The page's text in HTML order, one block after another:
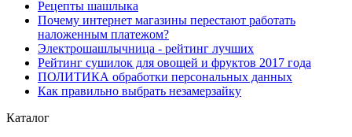
Рецепты шашлыка
Почему интернет магазины перестают работать
наложенным платежом?
Электрошашлычница - рейтинг лучших
Рейтинг сушилок для овощей и фруктов 2017 года
ПОЛИТИКА обработки персональных данных
Как правильно выбрать незамерзайку
Каталог